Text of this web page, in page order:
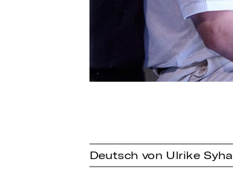
Deutsch von Ulrike Syha